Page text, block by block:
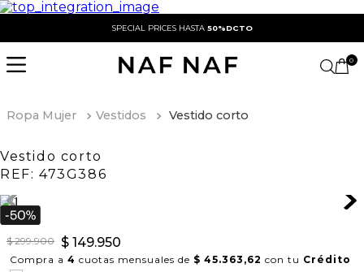
SPECIAL PRICES HASTA 50%DCTO
0
Ropa Mujer Vestidos Vestido corto
Vestido corto
REF: 473G386
$ 299.900 $ 149.950
Compra a 4 cuotas mensuales de $ 45.363,62 con tu Crédito